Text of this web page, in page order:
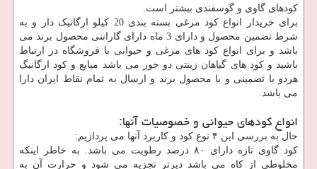
کودهای گاوی و گوسفندی بیشتر است.
برای خریدار انواع کود مرغی بسته بندی 20 کیلو ارگانیک دار و به
شرط تضمین محصول و دارای 3 ماه دارای گارانتی محصول برند می
باشد و برای انواع کود های مرغی و حیوانی با فروشگاه در ارتباط
باشید و کود های گیاهان زینتی دو جور می باشد میایع و کود ارگانیگ
هردو با تضمینی و با محصول برند و ارسال به تمام نقاط ایران دارا
می باشد.
انواع کودهای حیوانی و خصوصیات آنها:
حال به بررسی این ۴ نوع کود و کاربرد آنها می پردازیم:
کود گاوی تازه دارای ۸۰ درصد رطوبت می باشد. به خاطر اینکه
مخلوطی از کاه می باشد دیرتر تجزیه می شود و حرارت آن به